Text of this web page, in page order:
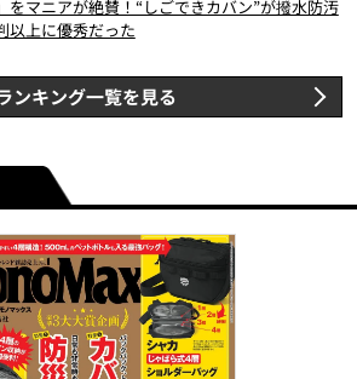
をマニアが絶賛！“しごできカバン”が撥水防汚
以上に優秀だった
ンキング一覧を見る